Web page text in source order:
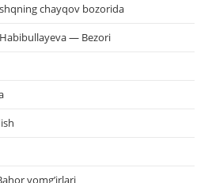
chayqov bozorida
— Bezori
yomg’irlari